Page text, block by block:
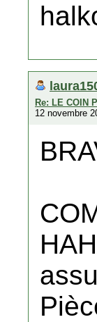
Re: LE COIN
12 novembre